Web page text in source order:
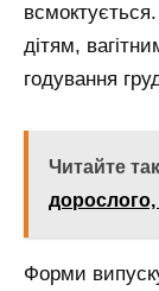
дітям,
годування
Читайте
дорослого,
Форми